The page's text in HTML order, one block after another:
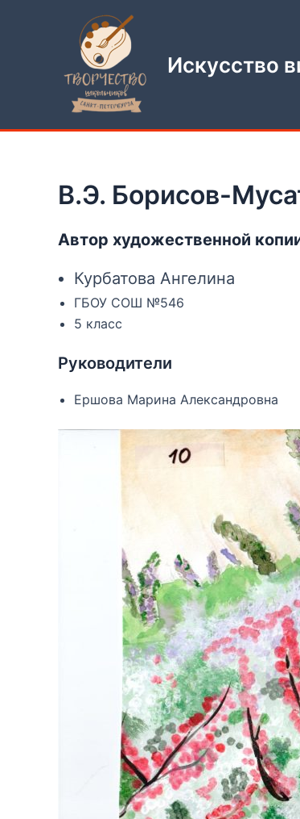
содержимому
Искусство
В.Э. Борисов-
Автор художественной
Курбатова Ангелина
ГБОУ СОШ №546
5 класс
Руководители
Ершова Марина Александровна